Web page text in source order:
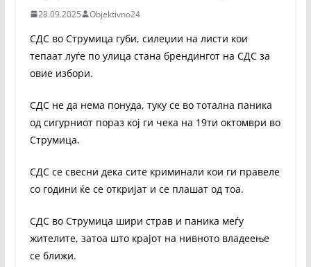
28.09.2025 Objektivno24
СДС во Струмица губи, силеџии на листи кои
тепаат луѓе по улица стана брендингот на СДС за
овие избори.
СДС не да нема понуда, туку се во тотална паника
од сигурниот пораз кој ги чека на 19ти октомври во
Струмица.
СДС се свесни дека сите криминали кои ги правеле
со години ќе се откријат и се плашат од тоа.
СДС во Струмица шири страв и паника меѓу
жителите, затоа што крајот на нивното владеење
се ближи.